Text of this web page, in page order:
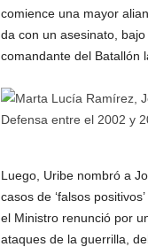
comience una mayor
da con un asesinato,
comandante del Batallón
Luego, Uribe nombró a
casos de ‘falsos
el Ministro renunció por
ataques de la guerrilla,